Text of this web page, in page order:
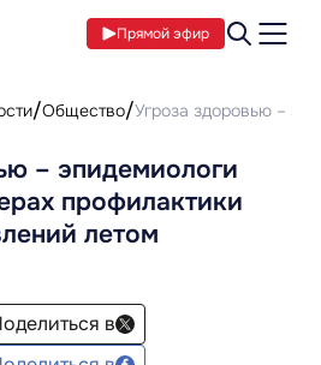
Прямой эфир
Общество Угроза здоровью –
– эпидемиологи
профилактики
летом
в